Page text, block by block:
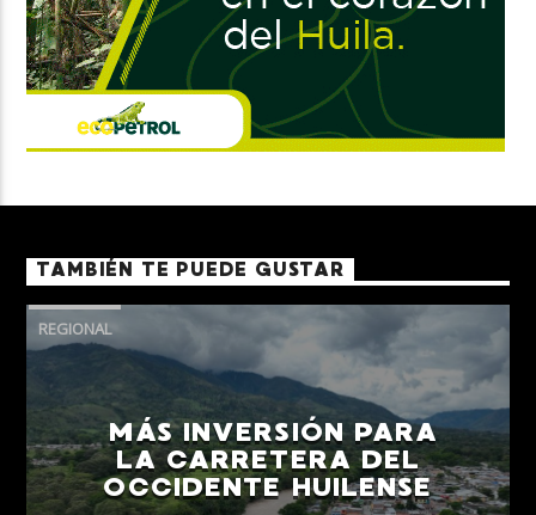
TAMBIÉN TE PUEDE GUSTAR
REGIONAL
MÁS INVERSIÓN PARA
LA CARRETERA DEL
OCCIDENTE HUILENSE